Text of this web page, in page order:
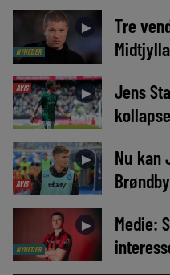
NYHEDER
►
Tre
AVIS ►
Jens
AVIS
►
Nu kan
Brøndby
NYHEDER
►
Medie: